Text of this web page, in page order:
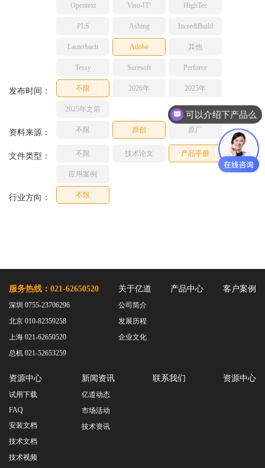
Opentext Visu-IT! HighTec
PLS Ashing IncrediBuild
Lauterbach Adobe 其他
Tessy Suresoft Perforce
发布时间： 不限 2026年 2025年
2025年之前
资料来源： 不限 原创 原厂
文件类型： 不限 技术论文 产品手册
应用案例
行业方向： 不限
服务热线：021-62650520
深圳 0755-23706296
北京 010-82359258
上海 021-62650520
总机 021-52653259
关于亿道
公司简介
发展历程
企业文化
产品中心 客户案例
资源中心
试用下载
FAQ
安装文档
技术文档
技术视频
新闻资讯
亿道动态
市场活动
技术资讯
联系我们 资源中心
可以介绍下产品么